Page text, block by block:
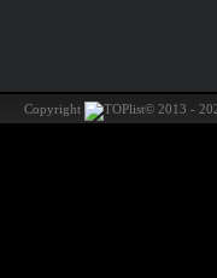
Copyright © 2013 -